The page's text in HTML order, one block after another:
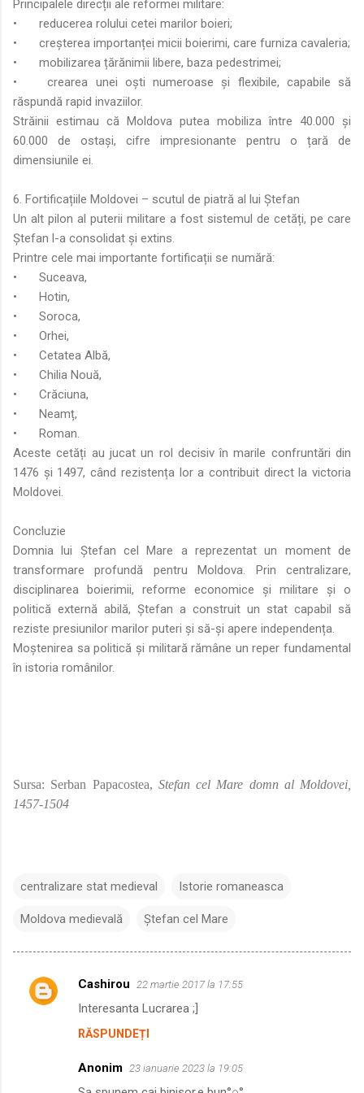
Principalele direcții ale reformei militare:
•
reducerea rolului cetei marilor boieri;
•
creșterea importanței micii boierimi, care furniza cavaleria;
•
mobilizarea țărănimii libere, baza pedestrimei;
•
crearea unei oști numeroase și flexibile, capabile să
răspundă rapid invaziilor.
Străinii estimau că Moldova putea mobiliza între 40.000 și
60.000 de ostași, cifre impresionante pentru o țară de
dimensiunile ei.
6. Fortificațiile Moldovei – scutul de piatră al lui Ștefan
Un alt pilon al puterii militare a fost sistemul de cetăți, pe care
Ștefan l-a consolidat și extins.
Printre cele mai importante fortificații se numără:
•
Suceava,
•
Hotin,
•
Soroca,
•
Orhei,
•
Cetatea Albă,
•
Chilia Nouă,
•
Crăciuna,
•
Neamț,
•
Roman.
Aceste cetăți au jucat un rol decisiv în marile confruntări din
1476 și 1497, când rezistența lor a contribuit direct la victoria
Moldovei.
Concluzie
Domnia lui Ștefan cel Mare a reprezentat un moment de
transformare profundă pentru Moldova. Prin centralizare,
disciplinarea boierimii, reforme economice și militare și o
politică externă abilă, Ștefan a construit un stat capabil să
reziste presiunilor marilor puteri și să-și apere independența.
Moștenirea sa politică și militară rămâne un reper fundamental
în istoria românilor.
Sursa: Serban Papacostea, Stefan cel Mare domn al Moldovei,
1457-1504
centralizare stat medieval Istorie romaneasca
Moldova medievală Ștefan cel Mare
C
Cashirou 22 martie 2017 la 17:55
Interesanta Lucrarea ;]
RĂSPUNDEȚI
Anonim 23 ianuarie 2023 la 19:05